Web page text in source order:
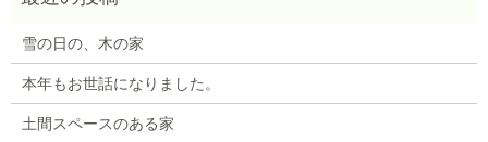
雪の日の、木の家
本年もお世話になりました。
土間スペースのある家